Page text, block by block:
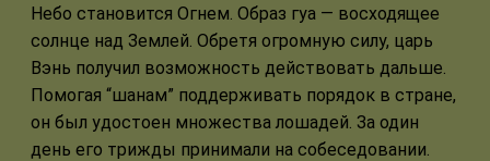
Небо становится Огнем. Образ гуа — восходящее
солнце над Землей. Обретя огромную силу, царь
Вэнь получил возможность действовать дальше.
Помогая “шанам” поддерживать порядок в стране,
он был удостоен множества лошадей. За один
день его трижды принимали на собеседовании.